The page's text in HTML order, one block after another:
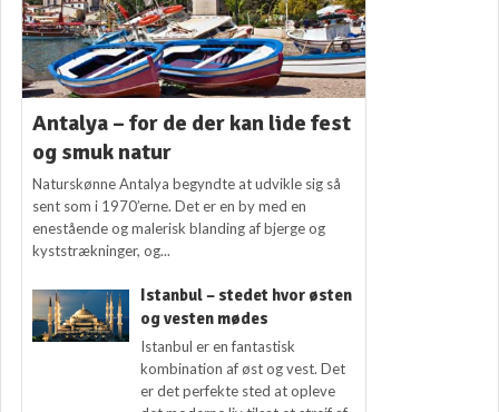
Antalya – for de der kan lide fest
og smuk natur
Naturskønne Antalya begyndte at udvikle sig så
sent som i 1970’erne. Det er en by med en
enestående og malerisk blanding af bjerge og
kyststrækninger, og...
Istanbul – stedet hvor østen
og vesten mødes
Istanbul er en fantastisk
kombination af øst og vest. Det
er det perfekte sted at opleve